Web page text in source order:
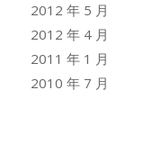
2012 年 5 月
2012 年 4 月
2011 年 1 月
2010 年 7 月